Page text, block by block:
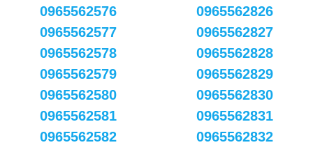
0965562576
0965562577
0965562578
0965562579
0965562580
0965562581
0965562582
0965562826
0965562827
0965562828
0965562829
0965562830
0965562831
0965562832